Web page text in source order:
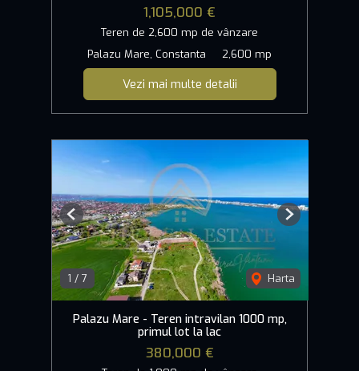
1,105,000 €
Teren de 2,600 mp de vânzare
Palazu Mare, Constanta
2,600 mp
Vezi mai multe detalii
1 / 7 Harta
Previous Next
Palazu Mare - Teren intravilan 1000 mp,
primul lot la lac
380,000 €